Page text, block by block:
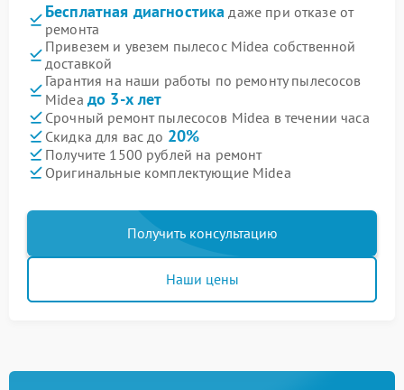
Бесплатная диагностика даже при отказе от
ремонта
Привезем и увезем пылесос Midea собственной
доставкой
Гарантия на наши работы по ремонту пылесосов
Midea до 3-х лет
Срочный ремонт пылесосов Midea в течении часа
Скидка для вас до 20%
Получите 1500 рублей на ремонт
Оригинальные комплектующие Midea
Получить консультацию
Наши цены